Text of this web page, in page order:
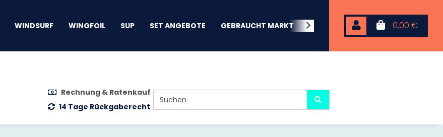
0,00 €
WINDSURF WINGFOIL SUP SET ANGEBOTE GEBRAUCHT MARKT BEACHWEAR NEOPREN
Rechnung & Ratenkauf
14 Tage Rückgaberecht